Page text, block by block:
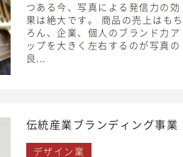
つある今、写真による発信力の効
果は絶大です。 商品の売上はもち
ろん、企業、個人のブランド力ア
ップを大きく左右するのが写真の
良...
伝統産業ブランディング事業
デザイン業